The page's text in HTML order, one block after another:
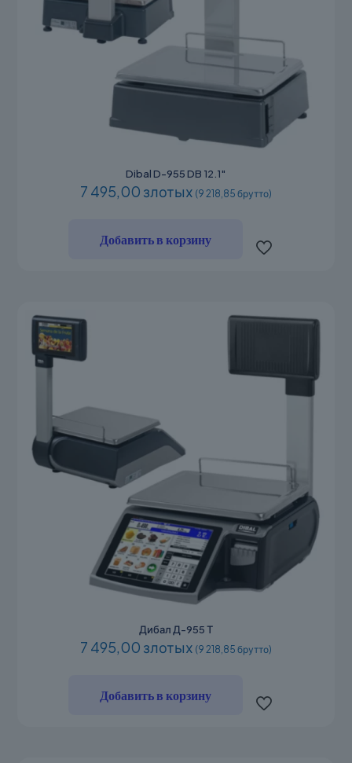
Dibal D-955 DB 12.1″
7 495,00 злотых (9 218,85 брутто)
Добавить в корзину
Дибал Д-955 Т
7 495,00 злотых (9 218,85 брутто)
Добавить в корзину